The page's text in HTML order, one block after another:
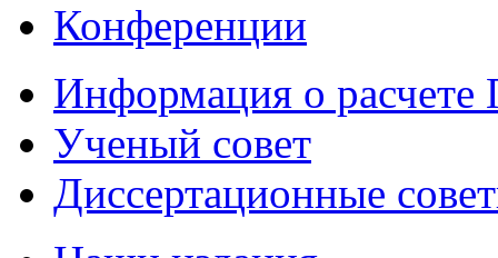
Конференции
Информация о
Ученый совет
Диссертационные